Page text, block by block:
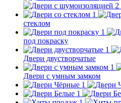
стеклом
под покраску
Двери двустворчатые
Двери с умным замком